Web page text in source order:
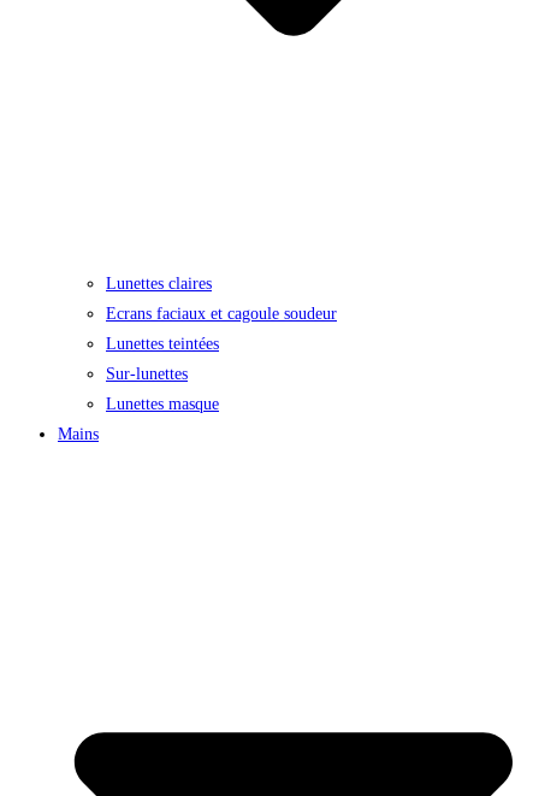
Lunettes claires
Ecrans faciaux et cagoule soudeur
Lunettes teintées
Sur-lunettes
Lunettes masque
Mains